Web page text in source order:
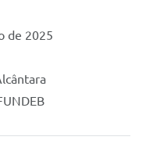
de 2025